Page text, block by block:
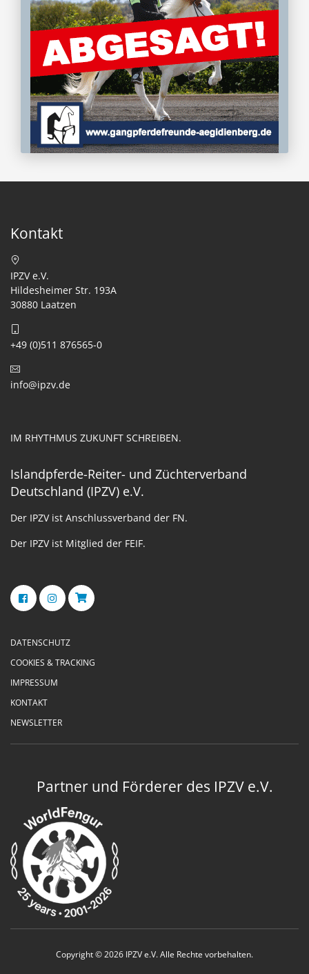
Kontakt
IPZV e.V.
Hildesheimer Str. 193A
30880 Laatzen
+49 (0)511 876565-0
info@ipzv.de
IM RHYTHMUS ZUKUNFT SCHREIBEN.
Islandpferde-Reiter- und Züchterverband
Deutschland (IPZV) e.V.
Der IPZV ist Anschlussverband der FN.
Der IPZV ist Mitglied der FEIF.
DATENSCHUTZ
COOKIES & TRACKING
IMPRESSUM
KONTAKT
NEWSLETTER
Partner und Förderer des IPZV e.V.
Copyright © 2026 IPZV e.V. Alle Rechte vorbehalten.